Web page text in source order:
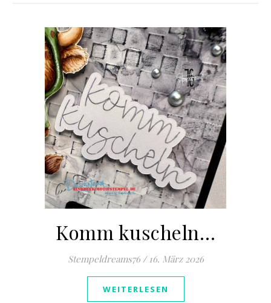
Komm kuscheln…
Stempeldreams76 / 16. März 2026
WEITERLESEN